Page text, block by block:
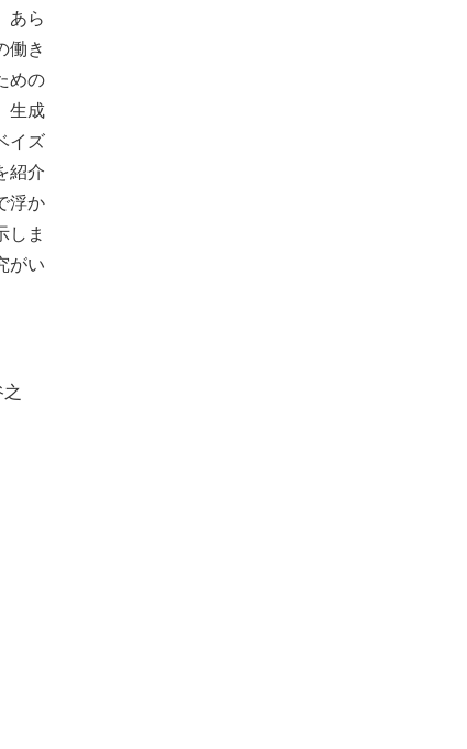
あら
働き
めの
生成
イズ
紹介
浮か
しま
がい